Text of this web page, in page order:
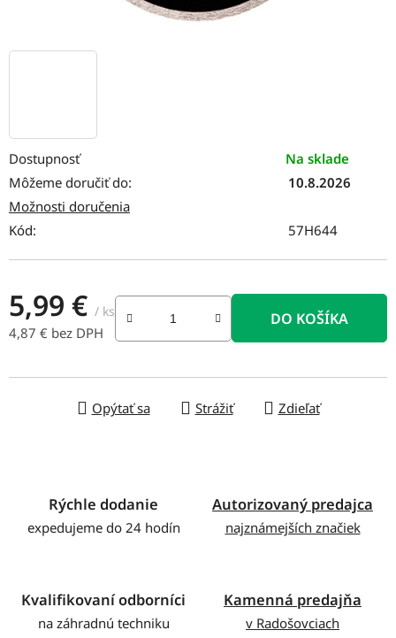
Dostupnosť
Na sklade
Môžeme doručiť do:
10.8.2026
Možnosti doručenia
Kód:
57H644
5,99 € / ks
4,87 € bez DPH
DO KOŠÍKA
Opýtať sa Strážiť Zdieľať
Rýchle dodanie
expedujeme do 24 hodín
Autorizovaný predajca
najznámejších značiek
Kvalifikovaní odborníci
na záhradnú techniku
Kamenná predajňa
v Radošovciach